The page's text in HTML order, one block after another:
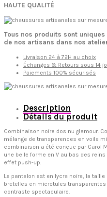
HAUTE QUALITÉ
Tous nos produits sont
de nos artisans dans nos
Livraison 24 à 72H au choix
Échanges & Retours sous 14
Paiements 100% sécurisés
Description
Détails du produit
Combinaison noire dos nu glamour.
mélange de transparences en voile
combinaison a été conçue par Carol
une belle forme en V au bas des
effet push-up.
Le pantalon est en lycra noire, la
bretelles en microtules
contraste spectaculaire.